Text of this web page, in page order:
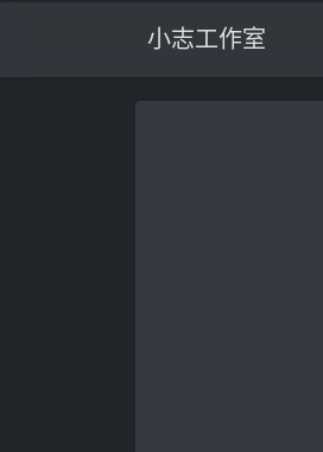
小志工作室